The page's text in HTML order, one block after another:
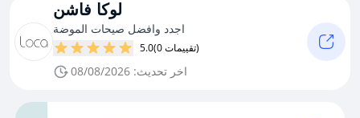
لوكا فاشن
اجدد وافضل صيحات الموضة
5.0 (0 تقييمات)
اخر تحديث: 08/08/2026